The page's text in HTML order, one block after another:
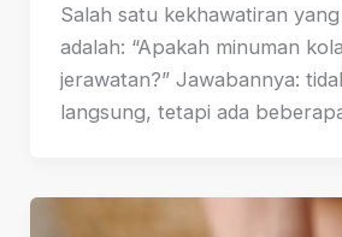
Salah satu kekhawatiran
adalah: “Apakah minuman
jerawatan?” Jawabannya:
langsung, tetapi ada